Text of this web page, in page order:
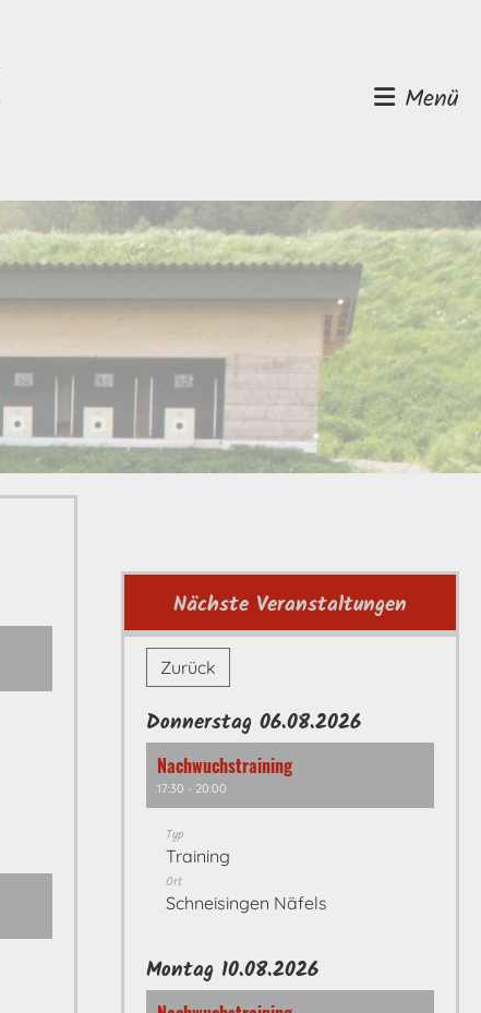
Menü
Nächste Veranstaltungen
Zurück
Donnerstag 06.08.2026
Nachwuchstraining
17:30 - 20:00
Typ
Training
Ort
Schneisingen Näfels
Montag 10.08.2026